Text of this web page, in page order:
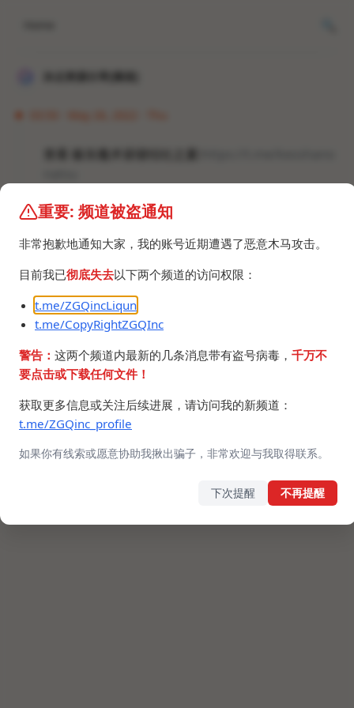
#频道 #群组 #图片
©2024 ZGQ Inc.All rights reserved
重要: 频道被盗通知
非常抱歉地通知大家，我的账号近期遭遇了恶意木马攻击。
目前我已彻底失去以下两个频道的访问权限：
t.me/ZGQincLiqun
t.me/CopyRightZGQInc
警告： 这两个频道内最新的几条消息带有盗号病毒， 千万不
要点击或下载任何文件！
获取更多信息或关注后续进展，请访问我的新频道：
t.me/ZGQinc_profile
如果你有线索或愿意协助我揪出骗子，非常欢迎与我取得联系。
下次提醒 不再提醒